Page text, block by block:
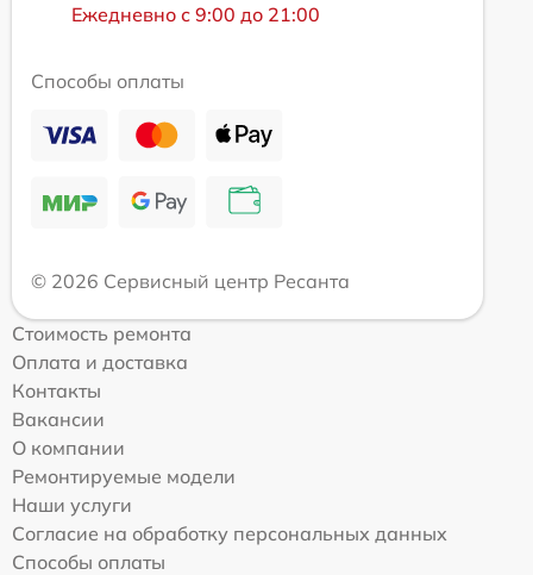
Ежедневно с 9:00 до 21:00
Способы оплаты
© 2026 Сервисный центр Ресанта
Стоимость ремонта
Оплата и доставка
Контакты
Вакансии
О компании
Ремонтируемые модели
Наши услуги
Согласие на обработку персональных данных
Способы оплаты